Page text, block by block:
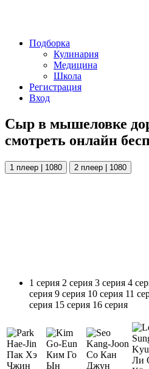
Подборка
Кулинария
Медицина
Школа
Регистрация
Вход
Сыр в мышеловке
смотреть онлайн
1 плеер | 1080 2 плеер | 1080
1 серия 2 серия 3 серия 4
серия 9 серия 10 серия 11
серия 15 серия 16 серия
Пак Хэ
Чжин
Ким Го
Ын
Со Кан
Джун
Ли